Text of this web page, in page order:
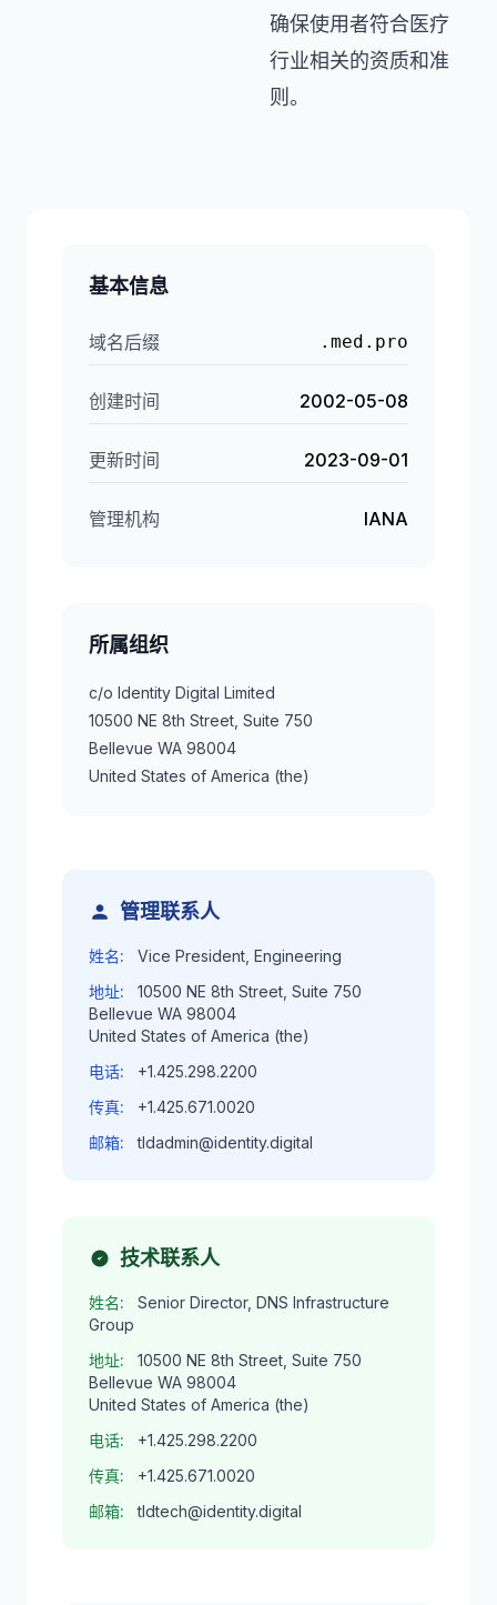
确保使用者符合医疗
行业相关的资质和准
则。
基本信息
域名后缀 .med.pro
创建时间 2002-05-08
更新时间 2023-09-01
管理机构 IANA
所属组织
c/o Identity Digital Limited
10500 NE 8th Street, Suite 750
Bellevue WA 98004
United States of America (the)
管理联系人
姓名:
Vice President, Engineering
地址:
10500 NE 8th Street, Suite 750
Bellevue WA 98004
United States of America (the)
电话:
+1.425.298.2200
传真:
+1.425.671.0020
邮箱:
tldadmin@identity.digital
技术联系人
姓名:
Senior Director, DNS Infrastructure
Group
地址:
10500 NE 8th Street, Suite 750
Bellevue WA 98004
United States of America (the)
电话:
+1.425.298.2200
传真:
+1.425.671.0020
邮箱:
tldtech@identity.digital